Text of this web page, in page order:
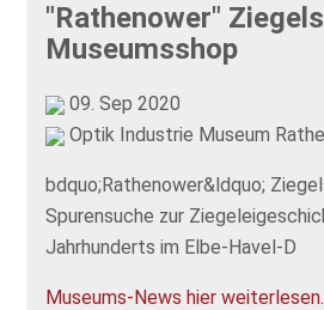
"Rathenower"
Museumsshop
09. Sep 2020
Optik Industrie Museum
bdquo;Rathenower&ldquo;
Spurensuche zur
Jahrhunderts im Elbe-Havel-D
Museums-News hier